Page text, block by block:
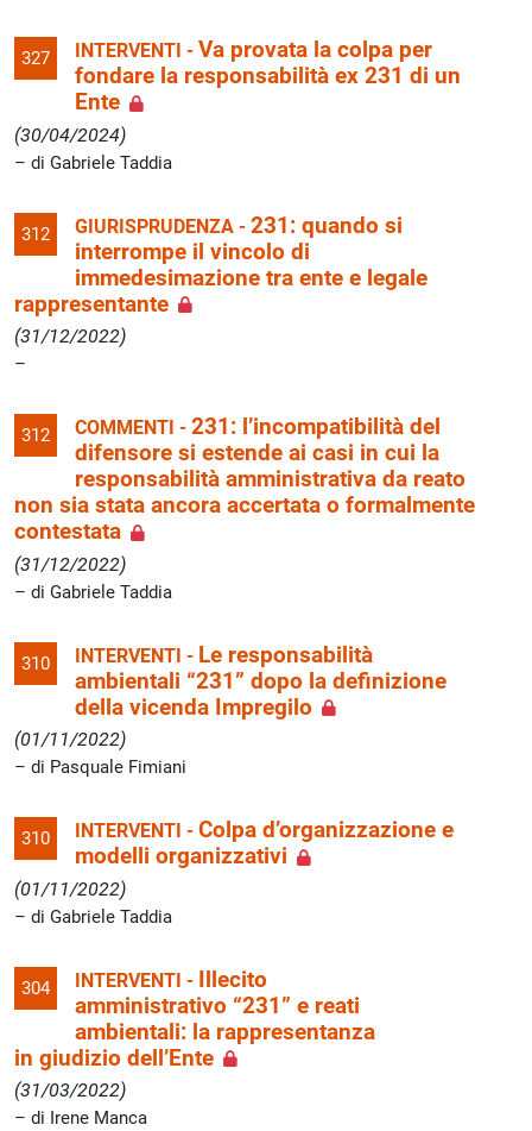
327 INTERVENTI - Va provata la colpa per
fondare la responsabilità ex 231 di un
Ente
(30/04/2024)
di Gabriele Taddia
312 GIURISPRUDENZA - 231: quando si
interrompe il vincolo di
immedesimazione tra ente e legale
rappresentante
(31/12/2022)
312 COMMENTI - 231: l’incompatibilità del
difensore si estende ai casi in cui la
responsabilità amministrativa da reato
non sia stata ancora accertata o formalmente
contestata
(31/12/2022)
di Gabriele Taddia
310 INTERVENTI - Le responsabilità
ambientali “231” dopo la definizione
della vicenda Impregilo
(01/11/2022)
di Pasquale Fimiani
310 INTERVENTI - Colpa d’organizzazione e
modelli organizzativi
(01/11/2022)
di Gabriele Taddia
304 INTERVENTI - Illecito
amministrativo “231” e reati
ambientali: la rappresentanza
in giudizio dell’Ente
(31/03/2022)
di Irene Manca